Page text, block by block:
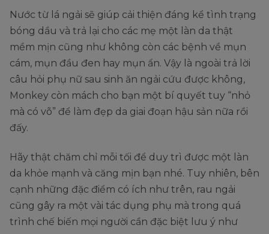
Nước từ lá ngải sẽ giúp cải thiện đáng kể tình trạng
bóng dầu và trả lại cho các mẹ một làn da thật
mềm mịn cũng như không còn các bệnh về mụn
cám, mụn đầu đen hay mụn ẩn. Vậy là ngoài trả lời
câu hỏi phụ nữ sau sinh ăn ngải cứu được không,
Monkey còn mách cho bạn một bí quyết tuy “nhỏ
mà có võ” để làm đẹp da giai đoạn hậu sản nữa rồi
đấy.
Hãy thật chăm chỉ mỗi tối để duy trì được một làn
da khỏe mạnh và căng mịn bạn nhé. Tuy nhiên, bên
cạnh những đặc điểm có ích như trên, rau ngải
cũng gây ra một vài tác dụng phụ mà trong quá
trình chế biến mọi người cần đặc biệt lưu ý như